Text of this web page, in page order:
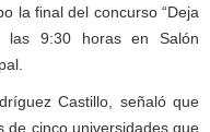
la final del concurso “Deja
9:30 horas en Salón
Castillo, señaló que
de cinco universidades que